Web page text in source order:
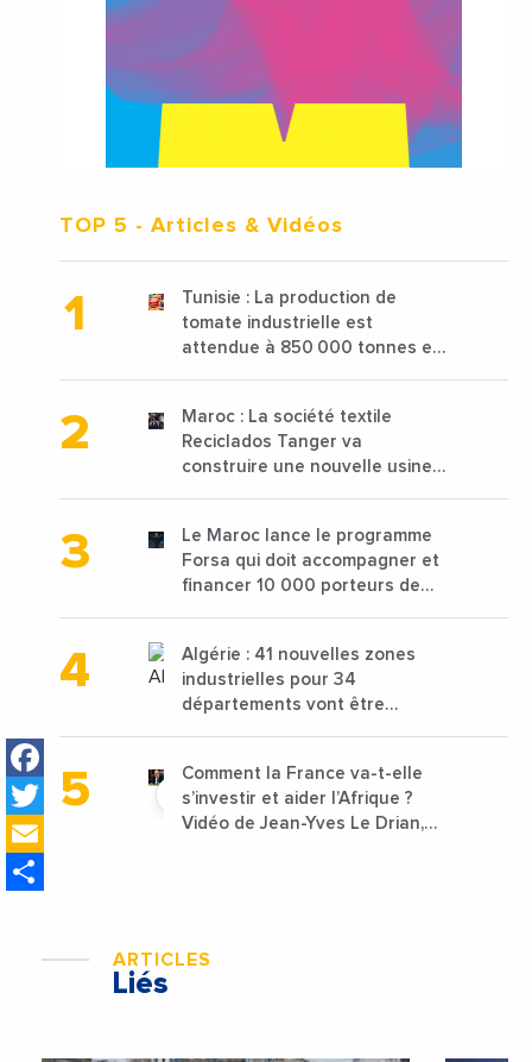
Facebook
Twitter
TOP 5 - Articles & Vidéos
Tunisie : La production de
tomate industrielle est
attendue à 850 000 tonnes en
Maroc : La société textile
Reciclados Tanger va
construire une nouvelle usine
Le Maroc lance le programme
Forsa qui doit accompagner et
financer 10 000 porteurs de
Algérie : 41 nouvelles zones
industrielles pour 34
départements vont être
Comment la France va-t-elle
s’investir et aider l’Afrique ?
Vidéo de Jean-Yves Le Drian,
ARTICLES
Liés